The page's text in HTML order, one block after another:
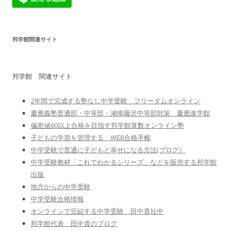
邦学館関連サイト
邦学館 関連サイト
2年間で完成する塾なし中学受験 フリーダムオンライン
慶應義塾普通部・中等部・湘南藤沢中等部対策 慶應進学館
偏差値60以上合格を目指す邦学館算数オンライン塾
子どもの学習を管理する WEB合格手帳
中学受験で普通に子どもと幸せになる方法(ブログ）
中学受験教材「これでわかるシリーズ」などを販売する邦学館
出版
地方からの中学受験
中学受験合格情報
オンラインで完結する中学受験 田中貴社中
邦学館代表 田中貴のブログ